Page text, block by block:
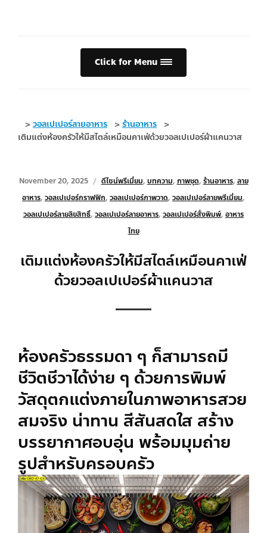
Click for Menu
>วอลเปเปอร์ลายอาหาร >ร้านอาหาร >
เติมแต่งห้องครัวให้มีสไตล์เหมือนคาเฟ่ด้วยวอลเปเปอร์ผ้าแคนวาส
November 20, 2025 ดีไซน์พรีเมี่ยม, บทความ, ภาพชุด, ร้านอาหาร, ลาย
อาหาร, วอลเปเปอร์กราฟฟิก, วอลเปเปอร์ภาพวาด, วอลเปเปอร์ลายพรีเมี่ยม,
วอลเปเปอร์ลายลิขสิทธิ์, วอลเปเปอร์ลายอาหาร, วอลเปเปอร์สั่งพิมพ์, อาหาร
ไทย
เติมแต่งห้องครัวให้มีสไตล์เหมือนคาเฟ่
ด้วยวอลเปเปอร์ผ้าแคนวาส
ห้องครัวธรรมดา ๆ ก็สามารถมี
ชีวิตชีวาได้ง่าย ๆ ด้วยการพิมพ์
วัสดุตกแต่งภายในภาพอาหารสวย
สมจริง น่าทาน สีสันสดใส สร้าง
บรรยากาศอบอุ่น พร้อมมุมถ่าย
รูปสำหรับครอบครัว